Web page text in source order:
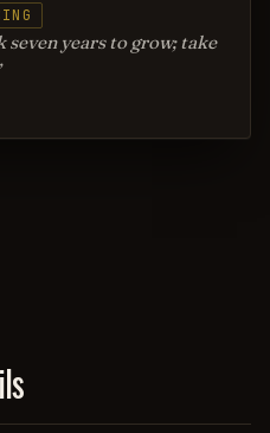
years to grow; take